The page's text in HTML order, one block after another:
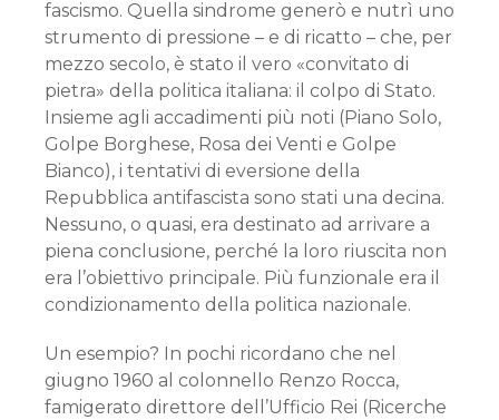
fascismo. Quella sindrome generò e nutrì uno
strumento di pressione – e di ricatto – che, per
mezzo secolo, è stato il vero «convitato di
pietra» della politica italiana: il colpo di Stato.
Insieme agli accadimenti più noti (Piano Solo,
Golpe Borghese, Rosa dei Venti e Golpe
Bianco), i tentativi di eversione della
Repubblica antifascista sono stati una decina.
Nessuno, o quasi, era destinato ad arrivare a
piena conclusione, perché la loro riuscita non
era l’obiettivo principale. Più funzionale era il
condizionamento della politica nazionale.
Un esempio? In pochi ricordano che nel
giugno 1960 al colonnello Renzo Rocca,
famigerato direttore dell’Ufficio Rei (Ricerche